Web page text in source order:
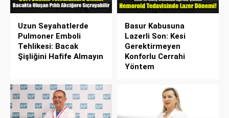
Uzun Seyahatlerde
Pulmoner Emboli
Tehlikesi: Bacak
Şişliğini Hafife Almayın
Basur Kabusuna
Lazerli Son: Kesi
Gerektirmeyen
Konforlu Cerrahi
Yöntem